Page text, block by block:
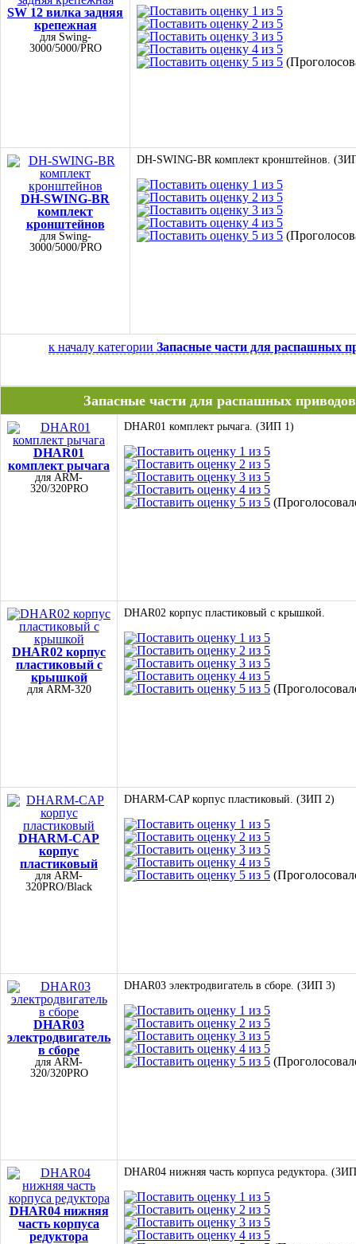
SW 12 вилка задняя
крепежная
для Swing-
3000/5000/PRO
DH-SWING-BR
комплект
кронштейнов
для Swing-
3000/5000/PRO
DH-SWING-BR комплект кронштейнов.
к началу категории Запасные части для распашных
Запасные части для распашных
DHAR01
комплект рычага
для ARM-
320/320PRO
DHAR01 комплект рычага. (ЗИП 1)
DHAR02 корпус
пластиковый с
крышкой
для ARM-320
DHAR02 корпус пластиковый с крышкой.
DHARM-CAP
корпус
пластиковый
для ARM-
320PRO/Black
DHARM-CAP корпус пластиковый. (ЗИП 2)
DHAR03
электродвигатель
в сборе
для ARM-
320/320PRO
DHAR03 электродвигатель в сборе. (ЗИП 3)
DHAR04 нижняя
часть корпуса
редуктора
DHAR04 нижняя часть корпуса редуктора.